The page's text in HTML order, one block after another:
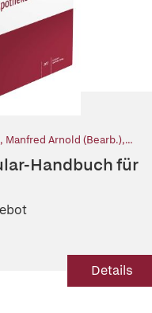
, Manfred Arnold (Bearb.),
(Mitarb.)
Handbuch für
Details